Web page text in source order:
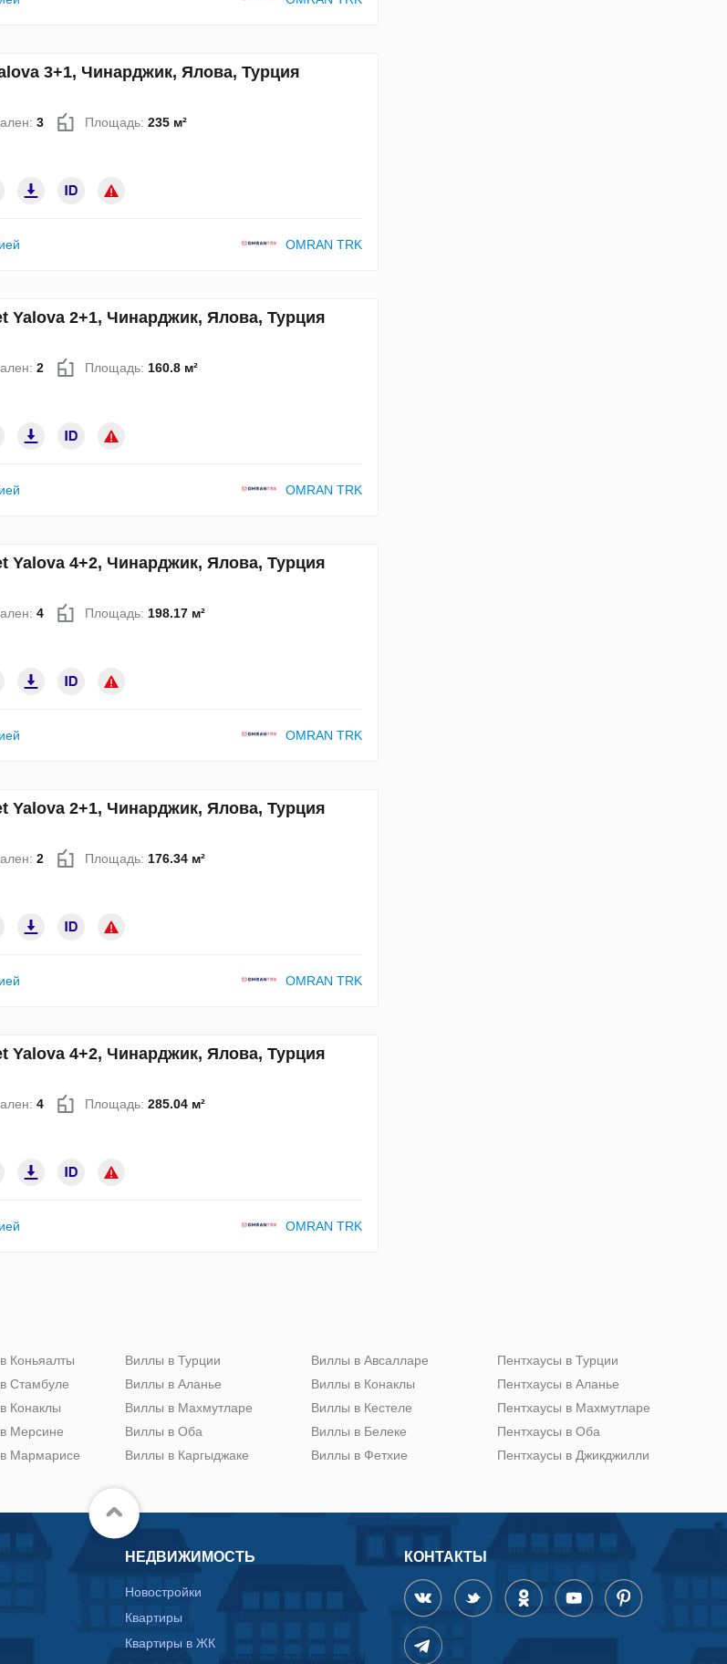
3+1, Чинарджик, Ялова, Турция
3 Площадь: 235 м²
OMRAN TRK
Yalova 2+1, Чинарджик, Ялова, Турция
2 Площадь: 160.8 м²
OMRAN TRK
Yalova 4+2, Чинарджик, Ялова, Турция
4 Площадь: 198.17 м²
OMRAN TRK
Yalova 2+1, Чинарджик, Ялова, Турция
2 Площадь: 176.34 м²
OMRAN TRK
Yalova 4+2, Чинарджик, Ялова, Турция
4 Площадь: 285.04 м²
OMRAN TRK
Коньяалты
Стамбуле
Конаклы
Мерсине
Мармарисе
Виллы в Турции
Виллы в Аланье
Виллы в Махмутларе
Виллы в Оба
Виллы в Каргыджаке
Виллы в Авсалларе
Виллы в Конаклы
Виллы в Кестеле
Виллы в Белеке
Виллы в Фетхие
Пентхаусы в Турции
Пентхаусы в Аланье
Пентхаусы в Махмутларе
Пентхаусы в Оба
Пентхаусы в Джикджилли
НЕДВИЖИМОСТЬ
Новостройки
Квартиры
Квартиры в ЖК
КОНТАКТЫ